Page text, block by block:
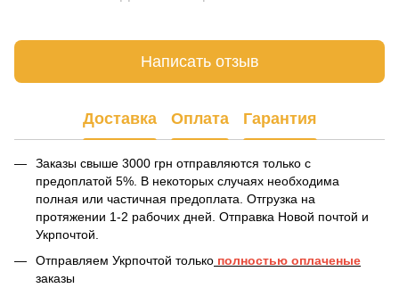
Написать отзыв
Доставка Оплата Гарантия
Заказы свыше 3000 грн отправляются только с
предоплатой 5%. В некоторых случаях необходима
полная или частичная предоплата. Отгрузка на
протяжении 1-2 рабочих дней. Отправка Новой почтой и
Укрпочтой.
Отправляем Укрпочтой только полностью оплаченые
заказы